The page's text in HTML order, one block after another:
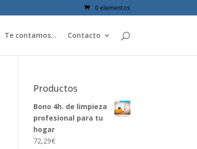
0 elementos
Te contamos… Contacto
Productos
Bono 4h. de limpieza
profesional para tu
hogar
72,29€